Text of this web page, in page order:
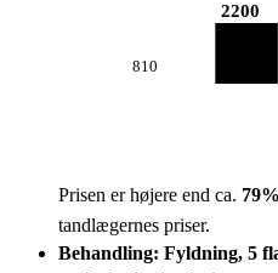
810
2200
Prisen er højere end ca. 79%
tandlægernes priser.
Behandling: Fyldning, 5